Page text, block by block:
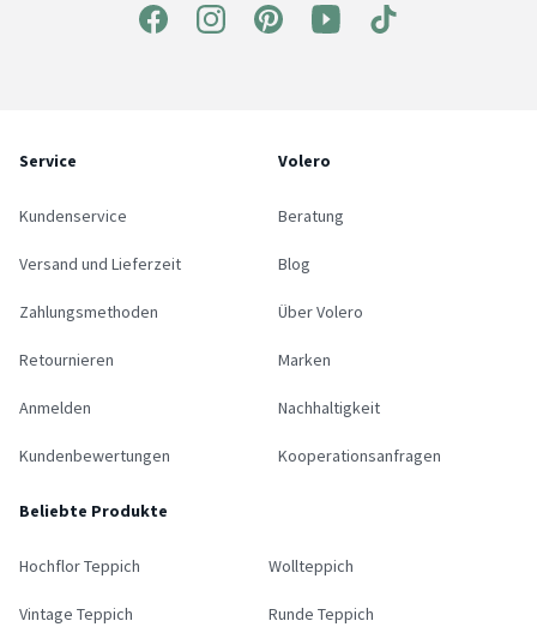
Service
Kundenservice
Versand und Lieferzeit
Zahlungsmethoden
Retournieren
Anmelden
Kundenbewertungen
Volero
Beratung
Blog
Über Volero
Marken
Nachhaltigkeit
Kooperationsanfragen
Beliebte Produkte
Hochflor Teppich Wollteppich
Vintage Teppich Runde Teppich